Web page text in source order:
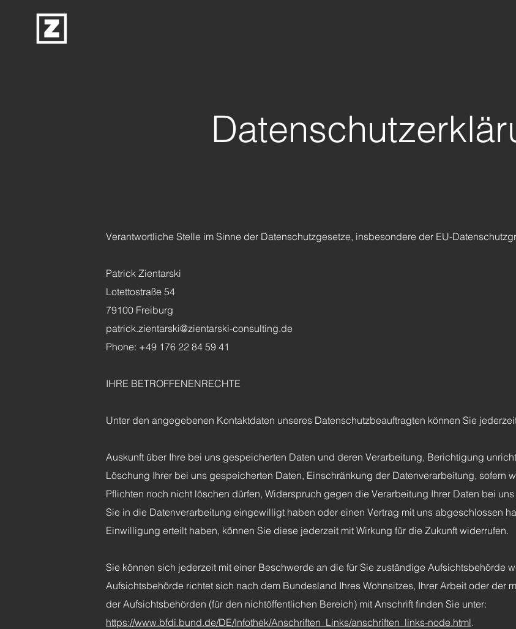
Verantwortliche Stelle im Sinne der Datenschutzgesetze, insbesondere der EU-
Patrick Zientarski
Lotettostraße 54
79100 Freiburg
patrick.zientarski@zientarski-consulting.de
Phone: +49 176 22 84 59 41
IHRE BETROFFENENRECHTE
Unter den angegebenen Kontaktdaten unseres Datenschutzbeauftragten können Sie
Auskunft über Ihre bei uns gespeicherten Daten und deren Verarbeitung, Berichtigung
Löschung Ihrer bei uns gespeicherten Daten, Einschränkung der Datenverarbeitung, sofern
Pflichten noch nicht löschen dürfen, Widerspruch gegen die Verarbeitung Ihrer Daten bei
Sie in die Datenverarbeitung eingewilligt haben oder einen Vertrag mit uns abgeschlossen
Einwilligung erteilt haben, können Sie diese jederzeit mit Wirkung für die Zukunft widerrufen.
Sie können sich jederzeit mit einer Beschwerde an die für Sie zuständige Aufsichtsbehörde
Aufsichtsbehörde richtet sich nach dem Bundesland Ihres Wohnsitzes, Ihrer Arbeit oder der
der Aufsichtsbehörden (für den nichtöffentlichen Bereich) mit Anschrift finden Sie unter:
https://www.bfdi.bund.de/DE/Infothek/Anschriften_Links/anschriften_links-node.html.